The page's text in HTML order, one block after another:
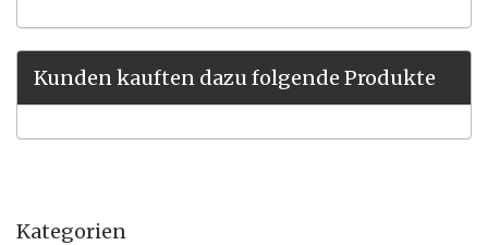
Kunden kauften dazu folgende Produkte
Kategorien